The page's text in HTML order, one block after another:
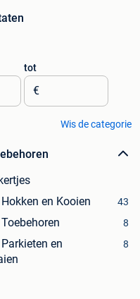
tot
€
Wis de categorie
en Kooien
43
8
en
8